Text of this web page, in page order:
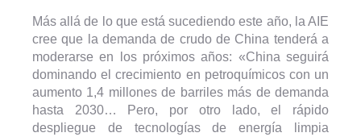
Más allá de lo que está sucediendo este año, la AIE
cree que la demanda de crudo de China tenderá a
moderarse en los próximos años: «China seguirá
dominando el crecimiento en petroquímicos con un
aumento 1,4 millones de barriles más de demanda
hasta 2030… Pero, por otro lado, el rápido
despliegue de tecnologías de energía limpia